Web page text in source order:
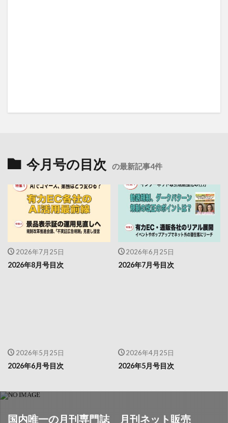
今月号の目次 の最新記事4件
2026年7月25日
2026年8月号目次
2026年6月25日
2026年7月号目次
2026年5月25日
2026年6月号目次
2026年4月25日
2026年5月号目次
国内唯一の月刊専門誌 月刊ネット販売